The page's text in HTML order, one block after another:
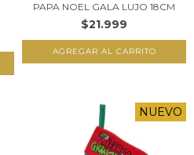
PAPA NOEL GALA LUJO 18CM
$21.999
NUEVO